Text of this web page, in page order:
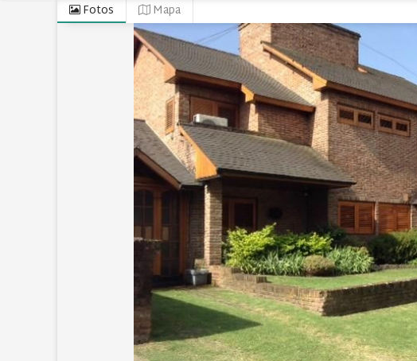
Fotos Mapa